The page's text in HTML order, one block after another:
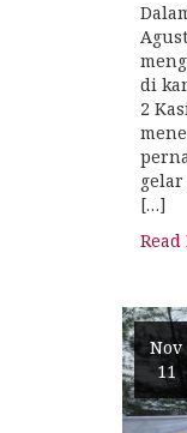
di
2
gelar
[…]
Read
Nov
11